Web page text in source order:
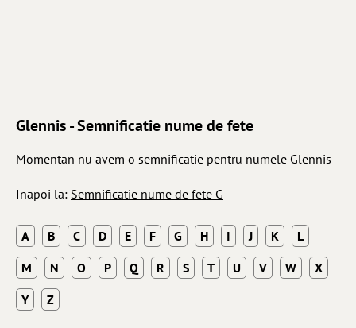
Glennis - Semnificatie nume de fete
Momentan nu avem o semnificatie pentru numele Glennis
Inapoi la: Semnificatie nume de fete G
A B C D E F G H I J K
L
M
N O P Q R S T U V W
X
Y
Z